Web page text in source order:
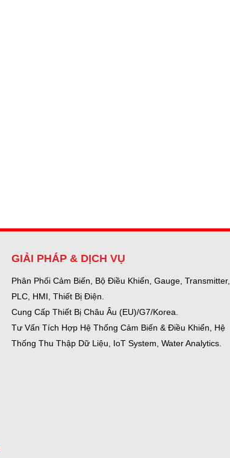
GIẢI PHÁP & DỊCH VỤ
Phân Phối Cảm Biến, Bộ Điều Khiển, Gauge, Transmitter,
PLC, HMI, Thiết Bị Điện.
Cung Cấp Thiết Bị Châu Âu (EU)/G7/Korea.
Tư Vấn Tích Hợp Hệ Thống Cảm Biến & Điều Khiển, Hệ
Thống Thu Thập Dữ Liệu, IoT System, Water Analytics.